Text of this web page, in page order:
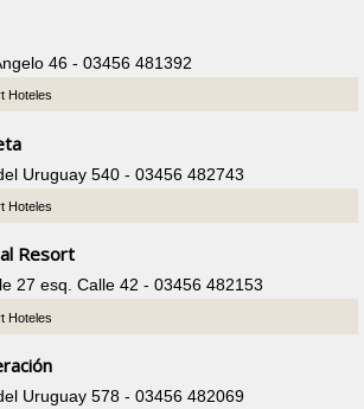
46 - 03456 481392
Hoteles
Uruguay 540 - 03456 482743
Hoteles
Resort
27 esq. Calle 42 - 03456 482153
Hoteles
Uruguay 578 - 03456 482069